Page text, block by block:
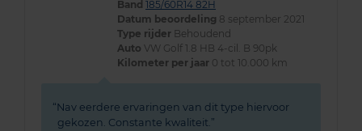
Band 185/60R14 82H
Datum beoordeling 8 september 2021
Type rijder Behoudend
Auto VW Golf 1.8 HB 4-cil. B 90pk
Kilometer per jaar 0 tot 10.000 km
Nav eerdere ervaringen van dit type hiervoor
gekozen. Constante kwaliteit.